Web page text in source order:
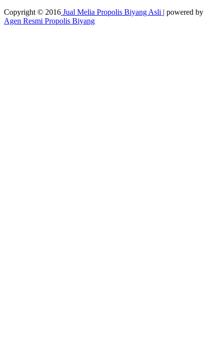
Copyright © 2016 Jual Melia Propolis Biyang Asli | powered by
Agen Resmi Propolis Biyang